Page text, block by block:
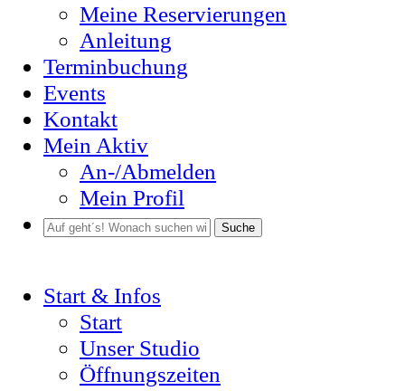
Meine Reservierungen
Anleitung
Terminbuchung
Events
Kontakt
Mein Aktiv
An-/Abmelden
Mein Profil
Suche
Start & Infos
Start
Unser Studio
Öffnungszeiten